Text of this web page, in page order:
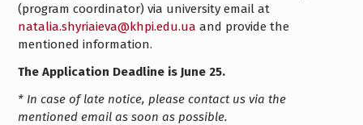
(program coordinator) via university email at
natalia.shyriaieva@khpi.edu.ua and provide the
mentioned information.
The Application Deadline is June 25.
* In case of late notice, please contact us via the
mentioned email as soon as possible.